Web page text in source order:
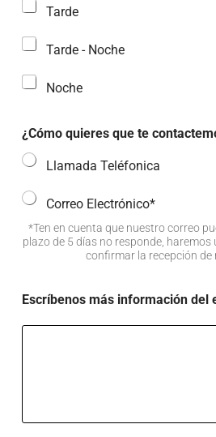
Tarde
Tarde - Noche
Noche
¿Cómo quieres que te
Llamada Teléfonica
Correo Electrónico*
*Ten en cuenta que nuestro correo
plazo de 5 días no responde,
confirmar la recepción de
Escríbenos más información del